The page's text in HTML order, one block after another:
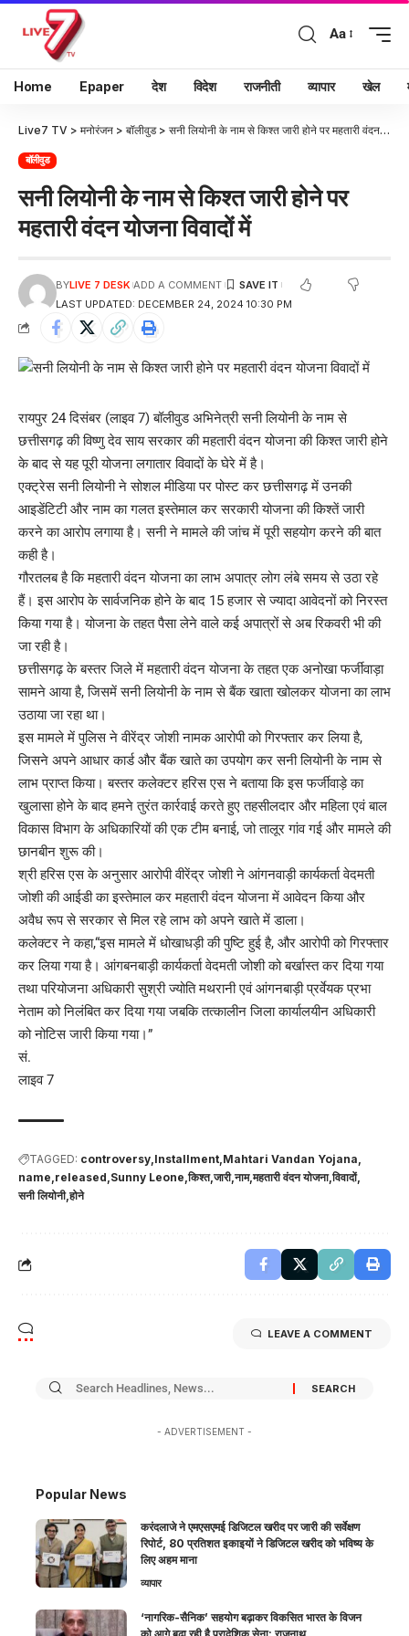
Aa
Home Epaper देश विदेश राजनीती व्यापार खेल
Live7 TV > मनोरंजन > बॉलीवुड> सनी लियोनी के नाम से किश्त जारी होने पर महतारी वंदन योजना विवादों में
बॉलीवुड
सनी लियोनी के नाम से किश्त जारी होने पर
महतारी वंदन योजना विवादों में
LAST UPDATED: DECEMBER 24, 2024 10:30 PM
BYLIVE 7 DESK ADD A COMMENT
रायपुर 24 दिसंबर (लाइव 7) बॉलीवुड अभिनेत्री सनी लियोनी के नाम से
छत्तीसगढ़ की विष्णु देव साय सरकार की महतारी वंदन योजना की किश्त जारी होने
के बाद से यह पूरी योजना लगातार विवादों के घेरे में है।
एक्ट्रेस सनी लियोनी ने सोशल मीडिया पर पोस्ट कर छत्तीसगढ़ में उनकी
आइडेंटिटी और नाम का गलत इस्तेमाल कर सरकारी योजना की किश्तें जारी
करने का आरोप लगाया है। सनी ने मामले की जांच में पूरी सहयोग करने की बात
कही है।
गौरतलब है कि महतारी वंदन योजना का लाभ अपात्र लोग लंबे समय से उठा रहे
हैं। इस आरोप के सार्वजनिक होने के बाद 15 हजार से ज्यादा आवेदनों को निरस्त
किया गया है। योजना के तहत पैसा लेने वाले कई अपात्रों से अब रिकवरी भी की
जा रही है।
छत्तीसगढ़ के बस्तर जिले में महतारी वंदन योजना के तहत एक अनोखा फर्जीवाड़ा
सामने आया है, जिसमें सनी लियोनी के नाम से बैंक खाता खोलकर योजना का लाभ
उठाया जा रहा था।
इस मामले में पुलिस ने वीरेंद्र जोशी नामक आरोपी को गिरफ्तार कर लिया है,
जिसने अपने आधार कार्ड और बैंक खाते का उपयोग कर सनी लियोनी के नाम से
लाभ प्राप्त किया। बस्तर कलेक्टर हरिस एस ने बताया कि इस फर्जीवाड़े का
खुलासा होने के बाद हमने तुरंत कार्रवाई करते हुए तहसीलदार और महिला एवं बाल
विकास विभाग के अधिकारियों की एक टीम बनाई, जो तालूर गांव गई और मामले की
छानबीन शुरू की।
श्री हरिस एस के अनुसार आरोपी वीरेंद्र जोशी ने आंगनवाड़ी कार्यकर्ता वेदमती
जोशी की आईडी का इस्तेमाल कर महतारी वंदन योजना में आवेदन किया और
अवैध रूप से सरकार से मिल रहे लाभ को अपने खाते में डाला।
कलेक्टर ने कहा,“इस मामले में धोखाधड़ी की पुष्टि हुई है, और आरोपी को गिरफ्तार
कर लिया गया है। आंगबनबाड़ी कार्यकर्ता वेदमती जोशी को बर्खास्त कर दिया गया
तथा परियोजना अधिकारी सुश्री ज्योति मथरानी एवं आंगनबाड़ी प्रर्वेयक प्रभा
नेताम को निलंबित कर दिया गया जबकि तत्कालीन जिला कार्यालयीन अधिकारी
को नोटिस जारी किया गया।”
सं.
लाइव 7
TAGGED: controversy Installment Mahtari Vandan Yojana
name released Sunny Leone किश्त जारी नाम महतारी वंदन योजना विवादों
सनी लियोनी होने
LEAVE A COMMENT
- ADVERTISEMENT -
Popular News
करंदलाजे ने एमएसएमई डिजिटल खरीद पर जारी की सर्वेक्षण
रिपोर्ट, 80 प्रतिशत इकाइयों ने डिजिटल खरीद को भविष्य के
लिए अहम माना
व्यापार
‘नागरिक-सैनिक’ सहयोग बढ़ाकर विकसित भारत के विजन